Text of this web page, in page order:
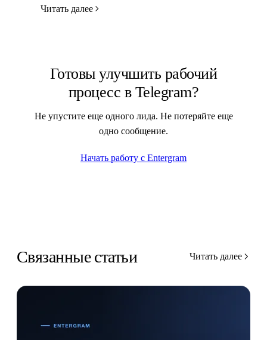
Читать далее
Готовы улучшить рабочий
процесс в Telegram?
Не упустите еще одного лида. Не потеряйте еще
одно сообщение.
Начать работу с Entergram
Связанные статьи Читать далее